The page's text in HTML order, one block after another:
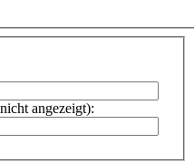
angezeigt):